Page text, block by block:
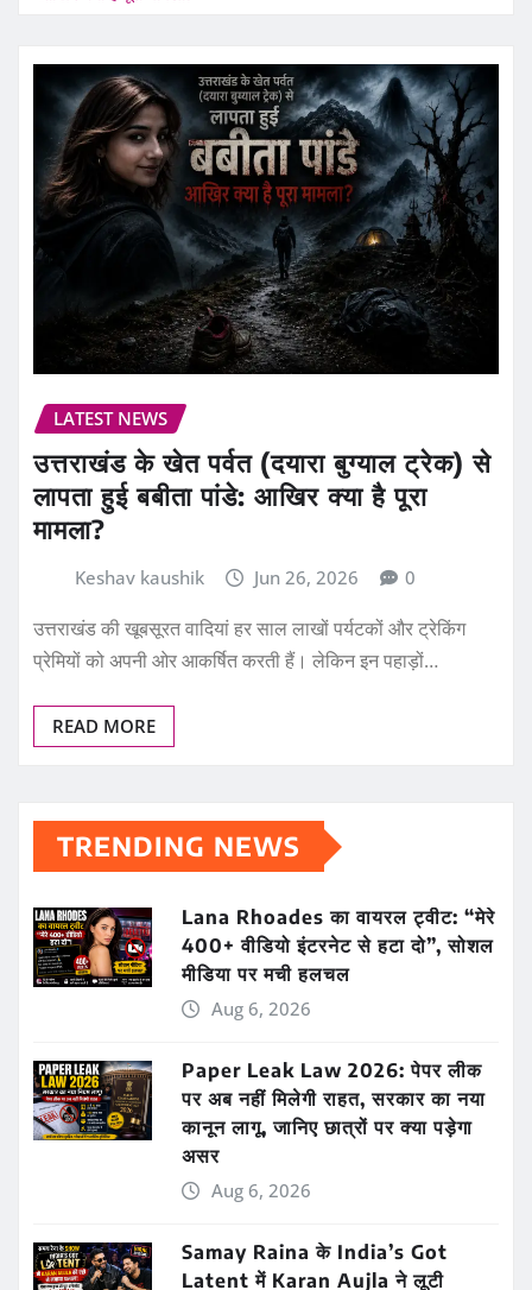
LATEST NEWS
उत्तराखंड के खेत पर्वत (दयारा बुग्याल ट्रेक) से
लापता हुई बबीता पांडे: आखिर क्या है पूरा
मामला?
Keshav kaushik Jun 26, 2026 0
उत्तराखंड की खूबसूरत वादियां हर साल लाखों पर्यटकों और ट्रेकिंग
प्रेमियों को अपनी ओर आकर्षित करती हैं। लेकिन इन पहाड़ों…
READ MORE
TRENDING NEWS
Lana Rhoades का वायरल ट्वीट: “मेरे
400+ वीडियो इंटरनेट से हटा दो”, सोशल
मीडिया पर मची हलचल
Aug 6, 2026
Paper Leak Law 2026: पेपर लीक
पर अब नहीं मिलेगी राहत, सरकार का नया
कानून लागू, जानिए छात्रों पर क्या पड़ेगा
असर
Aug 6, 2026
Samay Raina के India’s Got
Latent में Karan Aujla ने लूटी